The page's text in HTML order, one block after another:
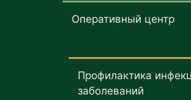
Оперативный центр
Профилактика
заболеваний